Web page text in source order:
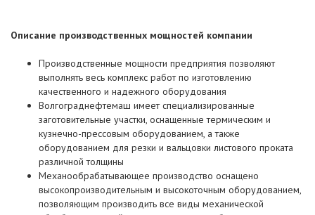
Описание производственных мощностей компании
Производственные мощности предприятия позволяют
выполнять весь комплекс работ по изготовлению
качественного и надежного оборудования
Волгограднефтемаш имеет специализированные
заготовительные участки, оснащенные термическим и
кузнечно-прессовым оборудованием, а также
оборудованием для резки и вальцовки листового проката
различной толщины
Механообрабатывающее производство оснащено
высокопроизводительным и высокоточным оборудованием,
позволяющим производить все виды механической